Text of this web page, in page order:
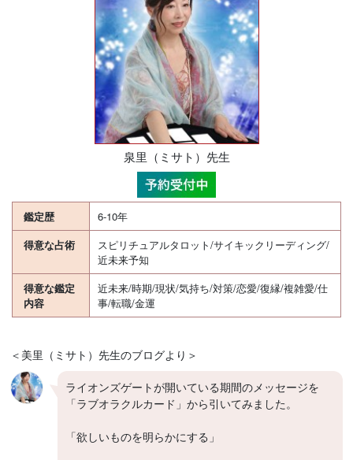
泉里（ミサト）先生
鑑定歴
6-10年
得意な占術
スピリチュアルタロット/サイキックリーディング/
近未来予知
得意な鑑定
内容
近未来/時期/現状/気持ち/対策/恋愛/復縁/複雑愛/仕
事/転職/金運
＜美里（ミサト）先生のブログより＞
ライオンズゲートが開いている期間のメッセージを
「ラブオラクルカード」から引いてみました。
「欲しいものを明らかにする」